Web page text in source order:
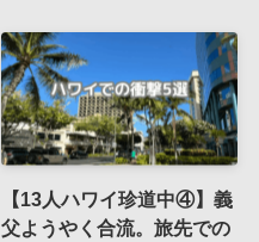
【13人ハワイ珍道中④】義
父ようやく合流。旅先での